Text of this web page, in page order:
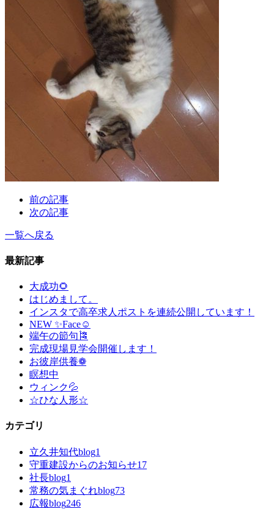
前の記事
次の記事
一覧へ戻る
最新記事
大成功🌻
はじめまして。
インスタで高卒求人ポストを連続公開しています！
NEW ✨Face☺
端午の節句🎏
完成現場見学会開催します！
お彼岸供養❁
瞑想中
ウィンク💦
☆ひな人形☆
カテゴリ
立久井知代blog1
守重建設からのお知らせ17
社長blog1
常務の気まぐれblog73
広報blog246